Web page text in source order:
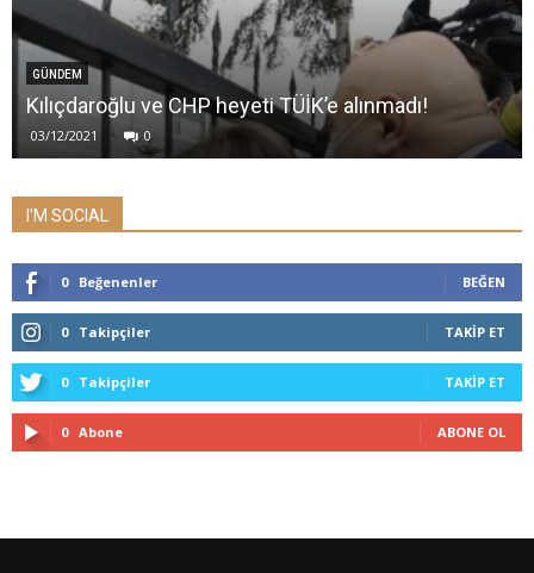
GÜNDEM
Kılıçdaroğlu ve CHP heyeti TÜİK’e alınmadı!
03/12/2021 0
I'M SOCIAL
0 Beğenenler BEĞEN
0 Takipçiler TAKIP ET
0 Takipçiler TAKIP ET
0 Abone ABONE OL